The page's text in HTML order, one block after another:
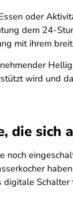
oder
dem 24-
mit ihrem
wird und
die sich